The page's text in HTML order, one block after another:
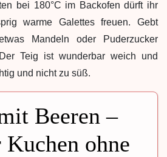
bei 180°C im Backofen dürft ihr
warme Galettes freuen. Gebt
Mandeln oder Puderzucker
Teig ist wunderbar weich und
und nicht zu süß.
Beeren –
ohne